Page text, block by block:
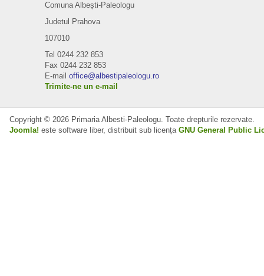
Comuna Albești-Paleologu
Judetul Prahova
107010
Tel 0244 232 853
Fax 0244 232 853
E-mail office@albestipaleologu.ro
Trimite-ne un e-mail
Copyright © 2026 Primaria Albesti-Paleologu. Toate drepturile rezervate.
Joomla! este software liber, distribuit sub licența GNU General Public